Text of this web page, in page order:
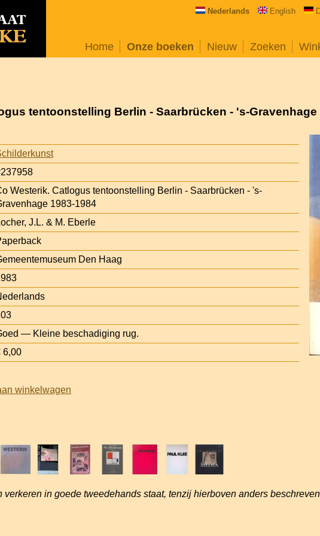
Nederlands English
Home Onze boeken Nieuw Zoeken
tentoonstelling Berlin - Saarbrücken - 's-Gravenhage
Westerik. Catlogus tentoonstelling Berlin - Saarbrücken - 's-
1983-1984
J.L. & M. Eberle
Den Haag
— Kleine beschadiging rug.
6,00
winkelwagen
verkeren in goede tweedehands staat, tenzij hierboven anders